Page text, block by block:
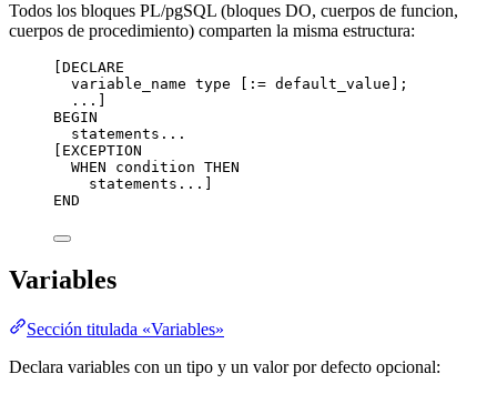
Todos los bloques PL/pgSQL (bloques DO, cuerpos de funcion,
cuerpos de procedimiento) comparten la misma estructura:
[DECLARE
variable_name type [:= default_value];
...]
BEGIN
statements...
[EXCEPTION
WHEN condition THEN
statements...]
END
Variables
Sección titulada «Variables»
Declara variables con un tipo y un valor por defecto opcional: